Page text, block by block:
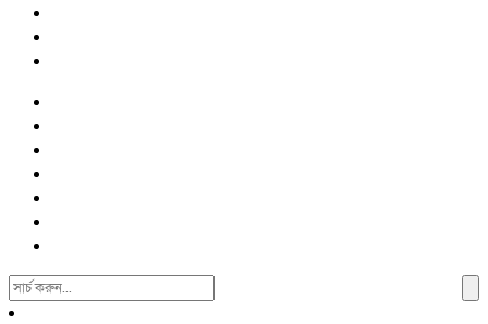
Search
For: